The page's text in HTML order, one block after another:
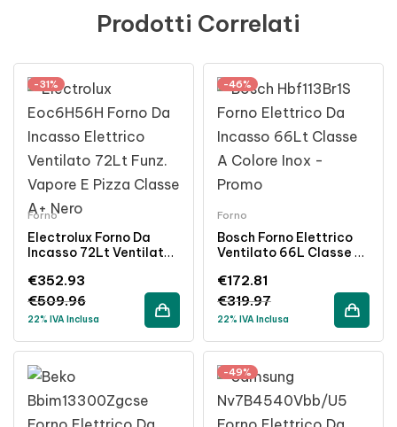
Prodotti Correlati
-31%
Forno
Electrolux Forno Da
Incasso 72Lt Ventilato
€509.96
€352.93
22% IVA Inclusa
-46%
Forno
Bosch Forno Elettrico
Ventilato 66L Classe A
€319.97
€172.81
22% IVA Inclusa
-49%